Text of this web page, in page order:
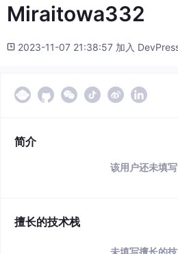
Miraitowa332
2023-11-07 21:38:57 加入
简介
该用户还未填
擅长的技术栈
未填写擅长的